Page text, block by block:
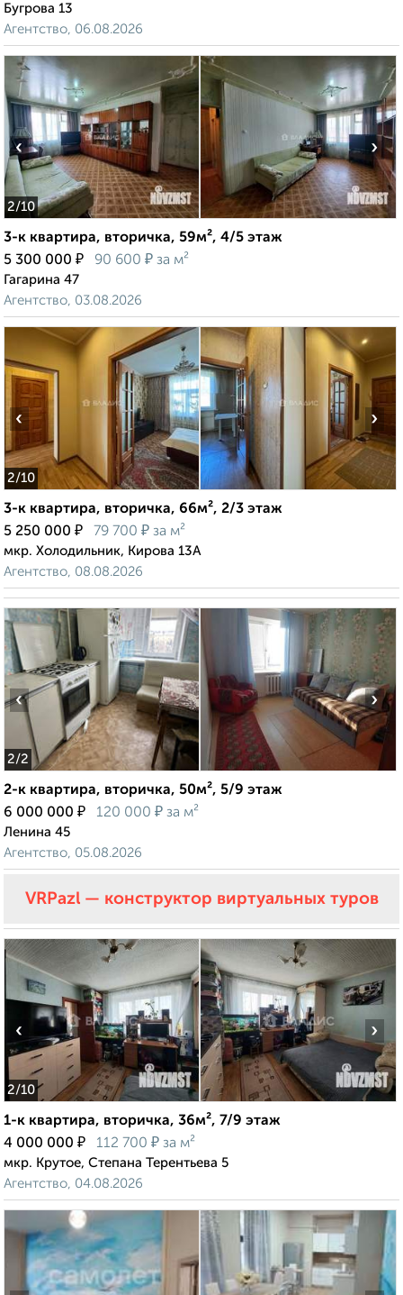
Бугрова 13
Агентство, 06.08.2026
2/10
‹ ›
3-к квартира, вторичка, 59м², 4/5 этаж
5 300 000 ₽ 90 600 ₽ за м²
Гагарина 47
Агентство, 03.08.2026
2/10
‹ ›
3-к квартира, вторичка, 66м², 2/3 этаж
5 250 000 ₽ 79 700 ₽ за м²
мкр. Холодильник, Кирова 13А
Агентство, 08.08.2026
2/2
‹ ›
2-к квартира, вторичка, 50м², 5/9 этаж
6 000 000 ₽ 120 000 ₽ за м²
Ленина 45
Агентство, 05.08.2026
VRPazl — конструктор виртуальных туров
2/10
‹ ›
1-к квартира, вторичка, 36м², 7/9 этаж
4 000 000 ₽ 112 700 ₽ за м²
мкр. Крутое, Степана Терентьева 5
Агентство, 04.08.2026